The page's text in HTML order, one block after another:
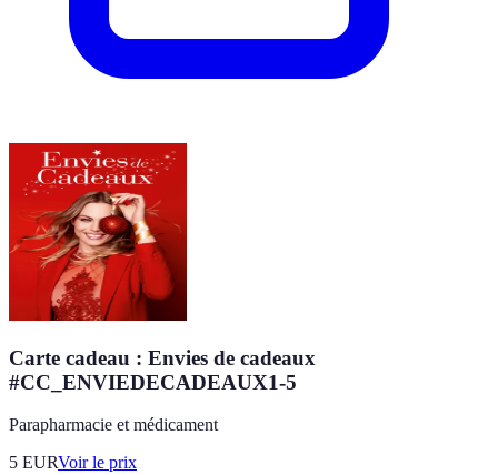
Carte cadeau : Envies de cadeaux
#CC_ENVIEDECADEAUX1-5
Parapharmacie et médicament
5 EURVoir le prix